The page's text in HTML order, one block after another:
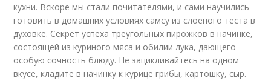
кухни. Вскоре мы стали почитателями, и сами научились
готовить в домашних условиях самсу из слоеного теста в
духовке. Секрет успеха треугольных пирожков в начинке,
состоящей из куриного мяса и обилии лука, дающего
особую сочность блюду. Не зацикливайтесь на одном
вкусе, кладите в начинку к курице грибы, картошку, сыр.